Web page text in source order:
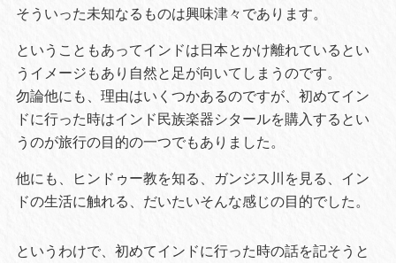
そういった未知なるものは興味津々であります。
ということもあってインドは日本とかけ離れているとい
うイメージもあり自然と足が向いてしまうのです。
勿論他にも、理由はいくつかあるのですが、初めてイン
ドに行った時はインド民族楽器シタールを購入するとい
うのが旅行の目的の一つでもありました。
他にも、ヒンドゥー教を知る、ガンジス川を見る、イン
ドの生活に触れる、だいたいそんな感じの目的でした。
というわけで、初めてインドに行った時の話を記そうと